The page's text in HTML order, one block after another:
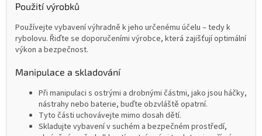
Použití výrobků
Používejte vybavení výhradně k jeho určenému účelu – tedy k
rybolovu. Řiďte se doporučeními výrobce, která zajišťují optimální
výkon a bezpečnost.
Manipulace a skladování
Při manipulaci s ostrými a drobnými částmi, jako jsou háčky,
nástrahy nebo baterie, buďte obzvláště opatrní.
Tyto části uchovávejte mimo dosah dětí.
Skladujte vybavení v suchém a bezpečném prostředí,